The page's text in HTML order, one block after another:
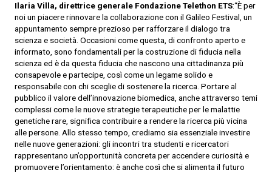
Ilaria Villa, direttrice generale Fondazione Telethon ETS:“È per
noi un piacere rinnovare la collaborazione con il Galileo Festival, un
appuntamento sempre prezioso per rafforzare il dialogo tra
scienza e società. Occasioni come questa, di confronto aperto e
informato, sono fondamentali per la costruzione di fiducia nella
scienza ed è da questa fiducia che nascono una cittadinanza più
consapevole e partecipe, così come un legame solido e
responsabile con chi sceglie di sostenere la ricerca. Portare al
pubblico il valore dell’innovazione biomedica, anche attraverso temi
complessi come le nuove strategie terapeutiche per le malattie
genetiche rare, significa contribuire a rendere la ricerca più vicina
alle persone. Allo stesso tempo, crediamo sia essenziale investire
nelle nuove generazioni: gli incontri tra studenti e ricercatori
rappresentano un’opportunità concreta per accendere curiosità e
promuovere l’orientamento: è anche così che si alimenta il futuro